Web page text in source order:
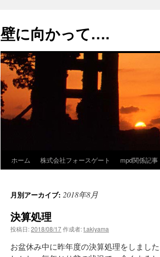
テ
ン
へ
ス
キ
ッ
プ
壁に向かって….
ホーム 株式会社フォースゲート mpd関係記事
月別アーカイブ: 2018年8月
決算処理
投稿日:2018/08/17作成者:t.akiyama
お盆休み中に昨年度の決算処理をしまし